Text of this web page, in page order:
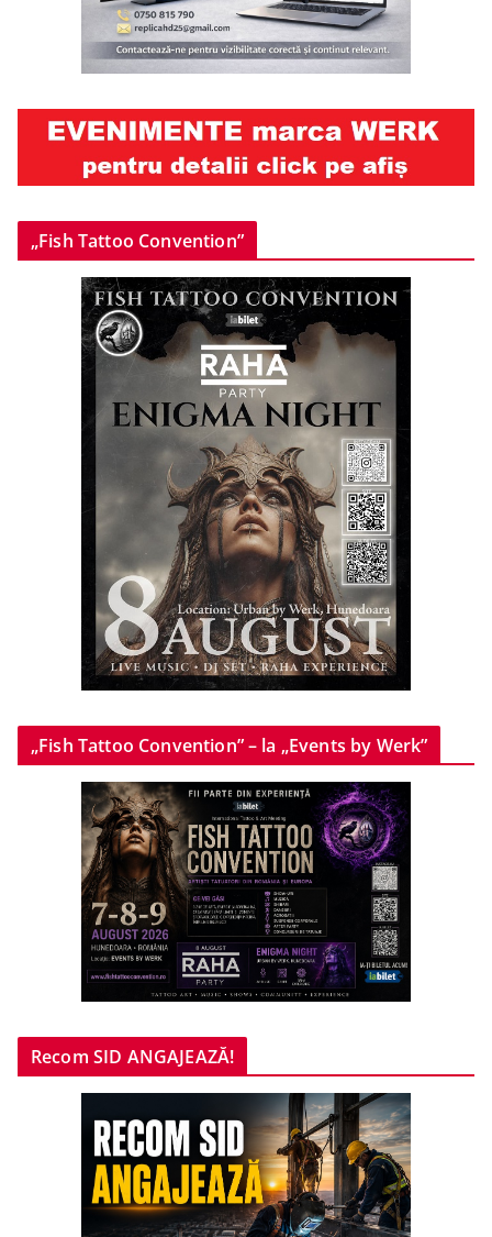
„Fish Tattoo Convention”
„Fish Tattoo Convention” – la „Events by Werk”
Recom SID ANGAJEAZĂ!